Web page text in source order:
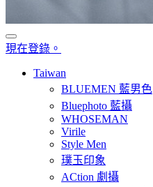
現在登錄。
Taiwan
BLUEMEN 藍男色
Bluephoto 藍攝
WHOSEMAN
Virile
Style Men
璞玉印象
ACtion 劇攝